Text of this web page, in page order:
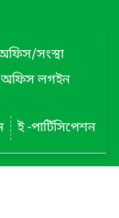
সংস্থা
অফিস লগইন
ই -পার্টিসিপেশন